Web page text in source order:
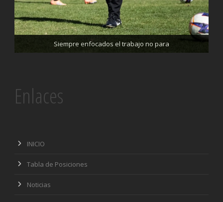
Siempre enfocados el trabajo no para
Trabajando enfocados, listos para el partido de mañana
Enlaces
INICIO
Tabla de Posiciones
Noticias